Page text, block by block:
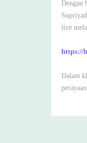
Dengan
live
https://
Dalam